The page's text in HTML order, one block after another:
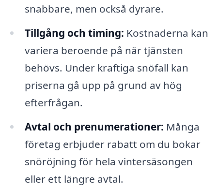
snabbare, men också dyrare.
Tillgång och timing: Kostnaderna kan
variera beroende på när tjänsten
behövs. Under kraftiga snöfall kan
priserna gå upp på grund av hög
efterfrågan.
Avtal och prenumerationer: Många
företag erbjuder rabatt om du bokar
snöröjning för hela vintersäsongen
eller ett längre avtal.